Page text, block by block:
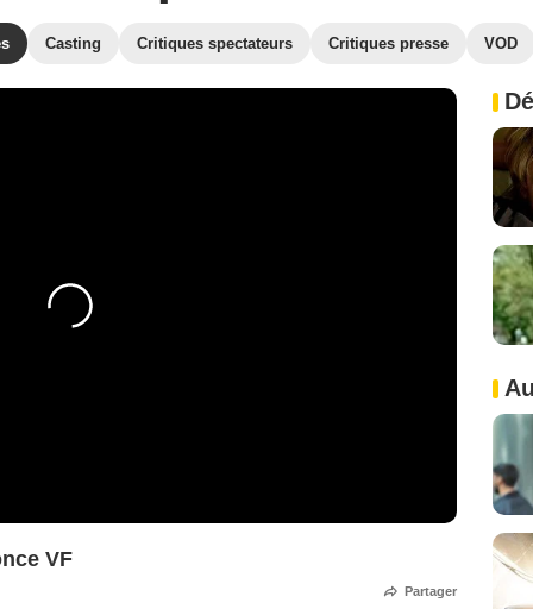
Casting Critiques spectateurs Critiques presse VOD
VF
Partager